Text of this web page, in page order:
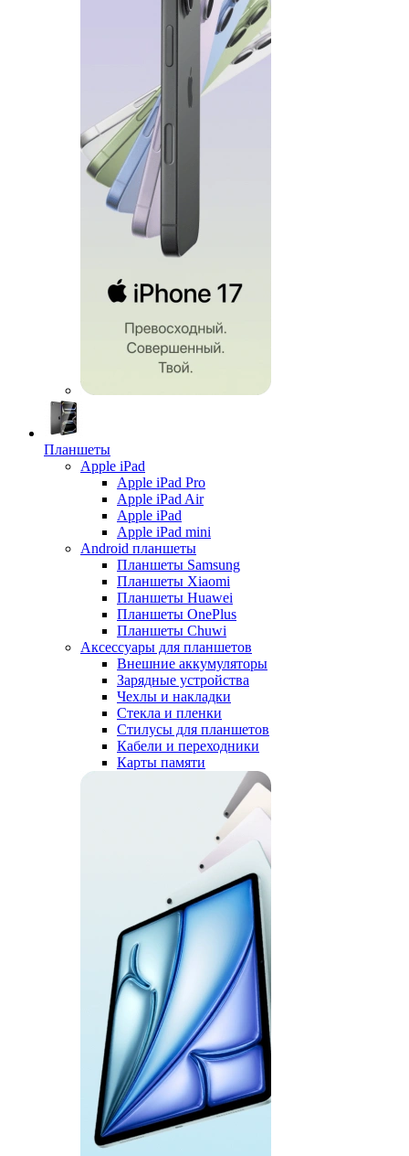
Планшеты
Apple iPad
Apple iPad Pro
Apple iPad Air
Apple iPad
Apple iPad mini
Android планшеты
Планшеты Samsung
Планшеты Xiaomi
Планшеты Huawei
Планшеты OnePlus
Планшеты Chuwi
Аксессуары для планшетов
Внешние аккумуляторы
Зарядные устройства
Чехлы и накладки
Стекла и пленки
Стилусы для планшетов
Кабели и переходники
Карты памяти